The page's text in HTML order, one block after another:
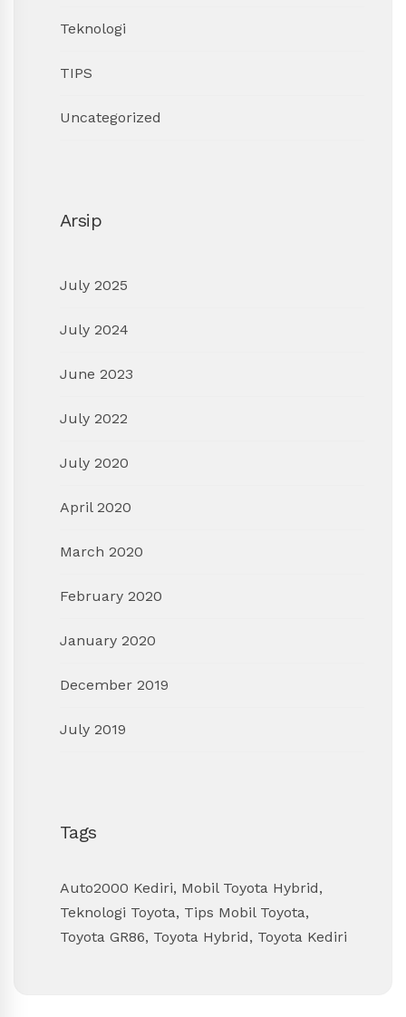
Teknologi
TIPS
Uncategorized
Arsip
July 2025
July 2024
June 2023
July 2022
July 2020
April 2020
March 2020
February 2020
January 2020
December 2019
July 2019
Tags
Auto2000 Kediri, Mobil Toyota Hybrid,
Teknologi Toyota, Tips Mobil Toyota,
Toyota GR86, Toyota Hybrid, Toyota Kediri